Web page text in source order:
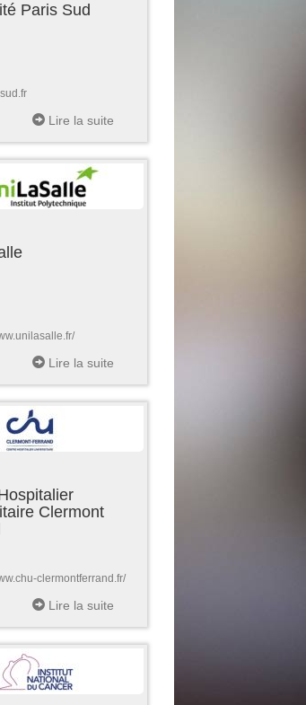
Paris Sud
Lire la suite
Lire la suite
Clermont
clermontferrand.fr/
Lire la suite